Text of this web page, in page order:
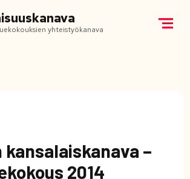
yhteistyökanava
kansalaiskanava –
2014